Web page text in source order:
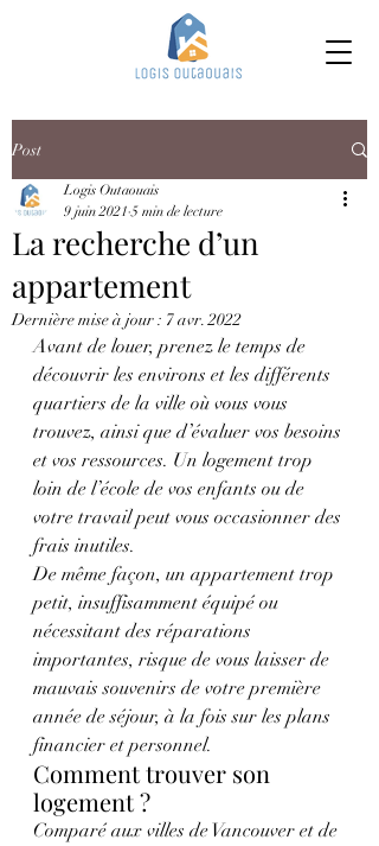
Post
La recherche d’un
appartement
Logis Outaouais
9 juin 2021 5 min de lecture
Dernière mise à jour : 7 avr. 2022
Avant de louer, prenez le temps de
découvrir les environs et les différents
quartiers de la ville où vous vous
trouvez, ainsi que d’évaluer vos besoins
et vos ressources. Un logement trop
loin de l’école de vos enfants ou de
votre travail peut vous occasionner des
frais inutiles.
De même façon, un appartement trop
petit, insuffisamment équipé ou
nécessitant des réparations
importantes, risque de vous laisser de
mauvais souvenirs de votre première
année de séjour, à la fois sur les plans
financier et personnel.
Comment trouver son
logement ?
Comparé aux villes de Vancouver et de